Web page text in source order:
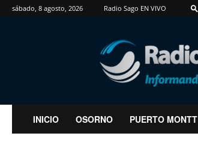
sábado, 8 agosto, 2026 Radio Sago EN VIVO
RadioSago
INICIO OSORNO PUERTO MONTT